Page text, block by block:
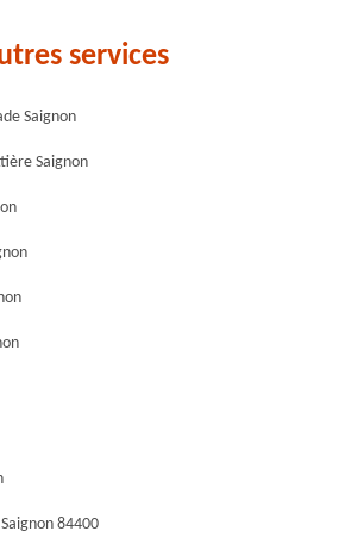
services
Saignon
Saignon
84400